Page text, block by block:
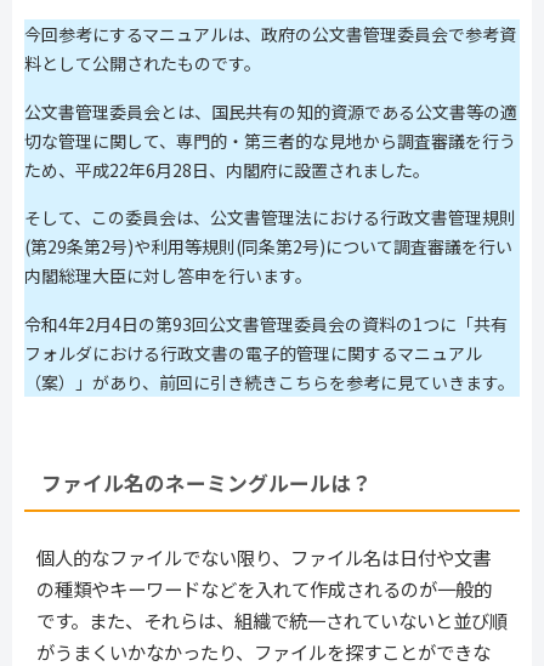
今回参考にするマニュアルは、政府の公文書管理委員会で参考資
料として公開されたものです。
公文書管理委員会とは、国民共有の知的資源である公文書等の適
切な管理に関して、専門的・第三者的な見地から調査審議を行う
ため、平成22年6月28日、内閣府に設置されました。
そして、この委員会は、公文書管理法における行政文書管理規則
(第29条第2号)や利用等規則(同条第2号)について調査審議を行い
内閣総理大臣に対し答申を行います。
令和4年2月4日の第93回公文書管理委員会の資料の1つに「共有
フォルダにおける行政文書の電子的管理に関するマニュアル
（案）」があり、前回に引き続きこちらを参考に見ていきます。
ファイル名のネーミングルールは？
個人的なファイルでない限り、ファイル名は日付や文書
の種類やキーワードなどを入れて作成されるのが一般的
です。また、それらは、組織で統一されていないと並び順
がうまくいかなかったり、ファイルを探すことができな